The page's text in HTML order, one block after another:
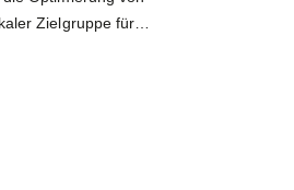
Zielgruppe für
das Analysieren der
und die